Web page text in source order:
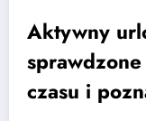
Aktywny
czasu i